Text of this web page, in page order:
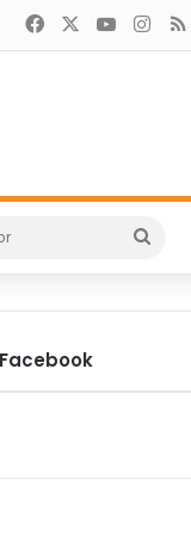
FacebookYouTube
for